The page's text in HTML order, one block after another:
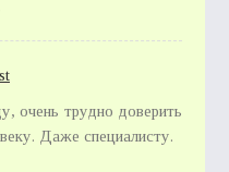
очень трудно доверить
Даже специалисту.